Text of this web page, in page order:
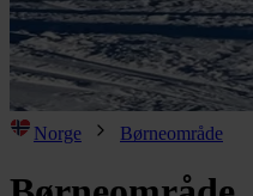
Norge Børneområde